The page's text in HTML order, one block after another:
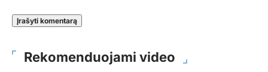
Rekomenduojami video